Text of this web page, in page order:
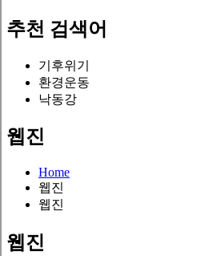
추천 검색어
기후위기
환경운동
낙동강
웹진
Home
웹진
웹진
웹진